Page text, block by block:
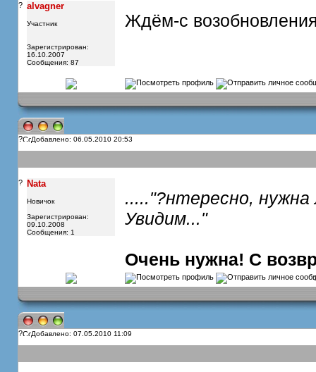
? alvagner
Участник
Зарегистрирован:
16.10.2007
Сообщения: 87
Ждём-с
? Добавлено: 06.05.2010 20:53
? Nata
Новичок
Зарегистрирован:
09.10.2008
Сообщения: 1
....."?нтересно,
Увидим..."
Очень нужна! С
? Добавлено: 07.05.2010 11:09